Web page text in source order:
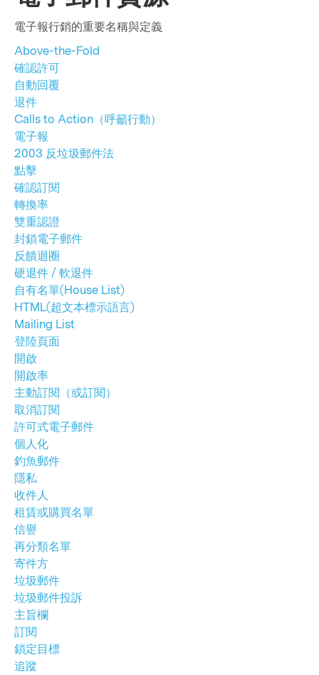
電子報行銷的重要名稱與定義
Above-the-Fold
確認許可
自動回覆
退件
Calls to Action（呼籲行動）
電子報
2003 反垃圾郵件法
點擊
確認訂閱
轉換率
雙重認證
封鎖電子郵件
反饋迴圈
硬退件 / 軟退件
自有名單(House List)
HTML(超文本標示語言)
Mailing List
登陸頁面
開啟
開啟率
主動訂閱（或訂閱）
取消訂閱
許可式電子郵件
個人化
釣魚郵件
隱私
收件人
租賃或購買名單
信譽
再分類名單
寄件方
垃圾郵件
垃圾郵件投訴
主旨欄
訂閱
鎖定目標
追蹤